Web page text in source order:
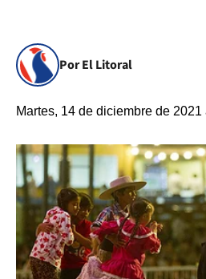
Por El Litoral
Martes, 14 de diciembre de 2021